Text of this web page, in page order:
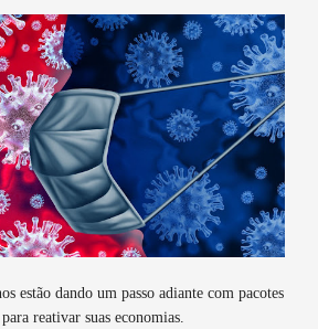
estão dando um passo adiante com pacotes
reativar suas economias.